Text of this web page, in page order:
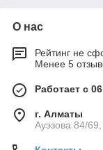
О нас
Рейтинг не
Менее 5
Работает с
г. Алматы
Ауэзова 84/